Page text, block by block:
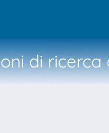
di ricerca